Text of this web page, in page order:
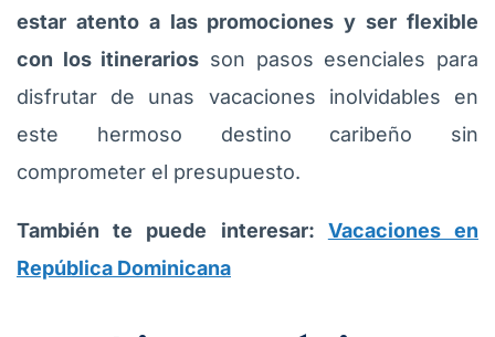
estar atento a las promociones y ser flexible
con los itinerarios son pasos esenciales para
disfrutar de unas vacaciones inolvidables en
este hermoso destino caribeño sin
comprometer el presupuesto.
También te puede interesar: Vacaciones en
República Dominicana